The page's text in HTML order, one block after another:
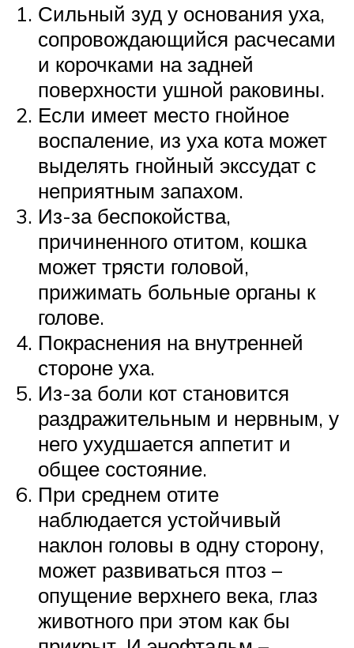
Сильный зуд у основания уха,
сопровождающийся расчесами
и корочками на задней
поверхности ушной раковины.
Если имеет место гнойное
воспаление, из уха кота может
выделять гнойный экссудат с
неприятным запахом.
Из-за беспокойства,
причиненного отитом, кошка
может трясти головой,
прижимать больные органы к
голове.
Покраснения на внутренней
стороне уха.
Из-за боли кот становится
раздражительным и нервным, у
него ухудшается аппетит и
общее состояние.
При среднем отите
наблюдается устойчивый
наклон головы в одну сторону,
может развиваться птоз –
опущение верхнего века, глаз
животного при этом как бы